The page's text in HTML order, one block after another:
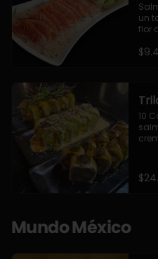
un
flor
10
Mundo México